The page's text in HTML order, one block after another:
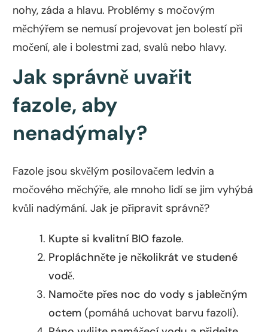
nohy, záda a hlavu. Problémy s močovým
měchýřem se nemusí projevovat jen bolestí při
močení, ale i bolestmi zad, svalů nebo hlavy.
Jak správně uvařit
fazole, aby
nenadýmaly?
Fazole jsou skvělým posilovačem ledvin a
močového měchýře, ale mnoho lidí se jim vyhýbá
kvůli nadýmání. Jak je připravit správně?
Kupte si kvalitní BIO fazole.
Propláchněte je několikrát ve studené
vodě.
Namočte přes noc do vody s jablečným
octem (pomáhá uchovat barvu fazolí).